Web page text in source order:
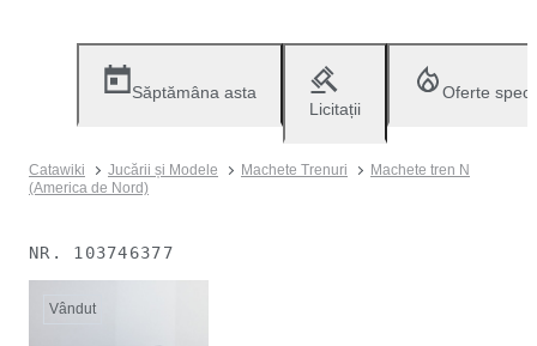
Săptămâna asta
Licitații
Oferte
Catawiki Jucării și Modele Machete Trenuri
Machete tren N
(America de Nord)
NR. 103746377
Vândut